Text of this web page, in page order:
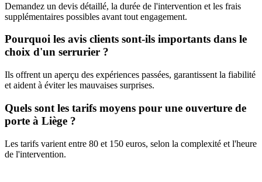
Demandez un devis détaillé, la durée de l'intervention et les frais
supplémentaires possibles avant tout engagement.
Pourquoi les avis clients sont-ils importants dans le
choix d'un serrurier ?
Ils offrent un aperçu des expériences passées, garantissent la fiabilité
et aident à éviter les mauvaises surprises.
Quels sont les tarifs moyens pour une ouverture de
porte à Liège ?
Les tarifs varient entre 80 et 150 euros, selon la complexité et l'heure
de l'intervention.